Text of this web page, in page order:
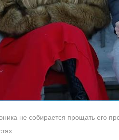
не собирается прощать его